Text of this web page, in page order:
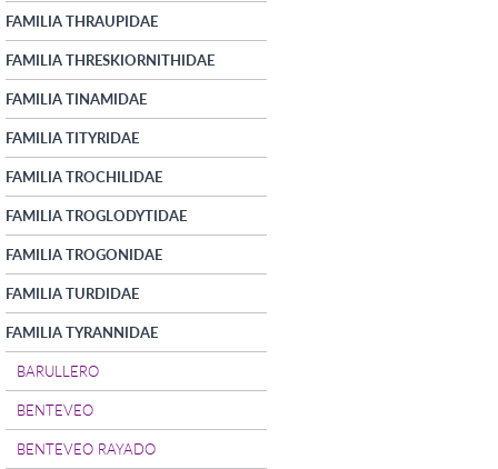
FAMILIA THRAUPIDAE
FAMILIA THRESKIORNITHIDAE
FAMILIA TINAMIDAE
FAMILIA TITYRIDAE
FAMILIA TROCHILIDAE
FAMILIA TROGLODYTIDAE
FAMILIA TROGONIDAE
FAMILIA TURDIDAE
FAMILIA TYRANNIDAE
BARULLERO
BENTEVEO
BENTEVEO RAYADO